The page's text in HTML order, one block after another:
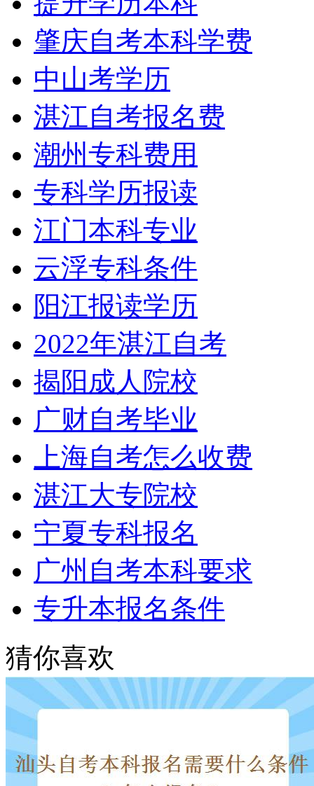
肇庆自考本科学费
中山考学历
湛江自考报名费
潮州专科费用
专科学历报读
江门本科专业
云浮专科条件
阳江报读学历
2022年湛江自考
揭阳成人院校
广财自考毕业
上海自考怎么收费
湛江大专院校
宁夏专科报名
广州自考本科要求
专升本报名条件
猜你喜欢